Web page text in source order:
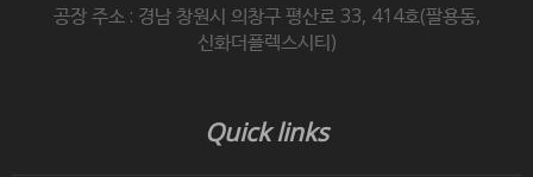
공장 주소 : 경남 창원시 의창구 평산로 33, 414호(팔용동,
신화더플렉스시티)
Quick links